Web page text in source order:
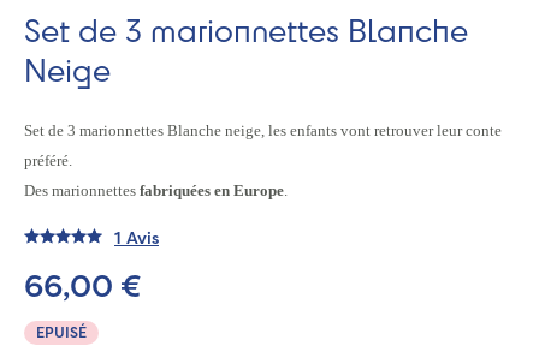
Set de 3 marionnettes Blanche
Neige
Set de 3 marionnettes Blanche neige, les enfants vont retrouver leur conte
préféré.
Des marionnettes fabriquées en Europe.
1 Avis
EPUISÉ
66,00 €